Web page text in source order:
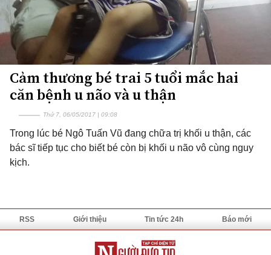
Cảm thương bé trai 5 tuổi mắc hai
căn bệnh u não và u thận
Thứ 7, 06/05/2017 | 09:08
Trong lúc bé Ngô Tuấn Vũ đang chữa trị khối u thận, các
bác sĩ tiếp tục cho biết bé còn bị khối u não vô cùng nguy
kịch.
RSS Giới thiệu Tin tức 24h Báo mới